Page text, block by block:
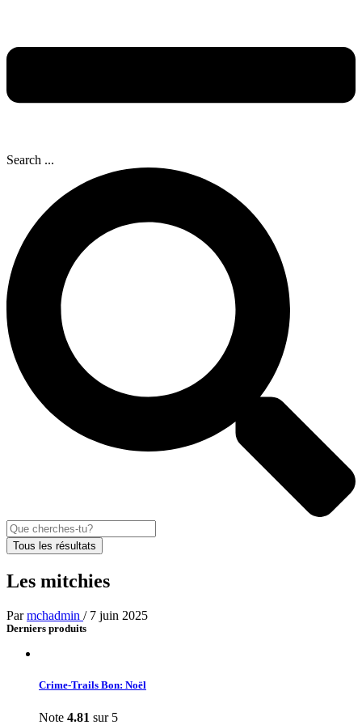
Search ...
Tous les résultats
Les mitchies
Parmchadmin / 7 juin 2025
Derniers produits
Crime-Trails Bon: Noël
Note 4.81 sur 5